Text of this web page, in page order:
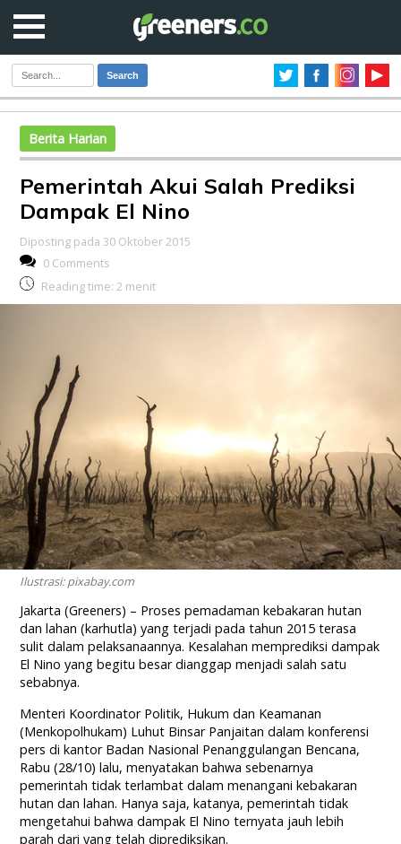
Search
Berita Harian
Pemerintah Akui Salah Prediksi
Dampak El Nino
Diposting pada 30 Oktober 2015
0 Comments
Reading time: 2 menit
Ilustrasi: pixabay.com
Jakarta (Greeners) – Proses pemadaman kebakaran hutan
dan lahan (karhutla) yang terjadi pada tahun 2015 terasa
sulit dalam pelaksanaannya. Kesalahan memprediksi dampak
El Nino yang begitu besar dianggap menjadi salah satu
sebabnya.
Menteri Koordinator Politik, Hukum dan Keamanan
(Menkopolhukam) Luhut Binsar Panjaitan dalam konferensi
pers di kantor Badan Nasional Penanggulangan Bencana,
Rabu (28/10) lalu, menyatakan bahwa sebenarnya
pemerintah tidak terlambat dalam menangani kebakaran
hutan dan lahan. Hanya saja, katanya, pemerintah tidak
mengetahui bahwa dampak El Nino ternyata jauh lebih
parah dari yang telah diprediksikan.